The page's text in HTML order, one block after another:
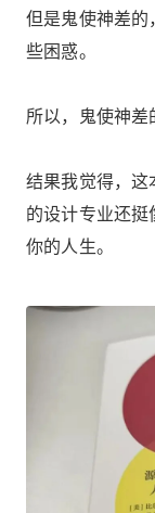
但是鬼使神差
些困惑。
所以，鬼使神差
结果我觉得，
的设计专业还
你的人生。